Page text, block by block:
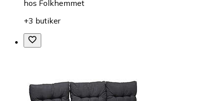
hos Folkhemmet
+3 butiker